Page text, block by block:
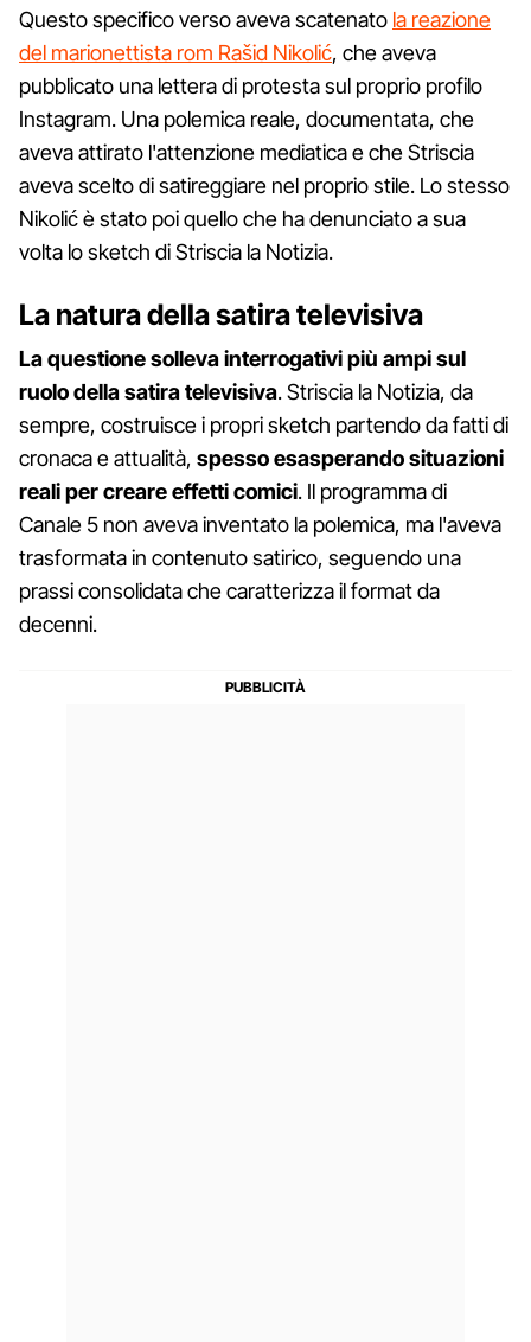
Questo specifico verso aveva scatenato la reazione
del marionettista rom Rašid Nikolić, che aveva
pubblicato una lettera di protesta sul proprio profilo
Instagram. Una polemica reale, documentata, che
aveva attirato l'attenzione mediatica e che Striscia
aveva scelto di satireggiare nel proprio stile. Lo stesso
Nikolić è stato poi quello che ha denunciato a sua
volta lo sketch di Striscia la Notizia.
La natura della satira televisiva
La questione solleva interrogativi più ampi sul
ruolo della satira televisiva. Striscia la Notizia, da
sempre, costruisce i propri sketch partendo da fatti di
cronaca e attualità, spesso esasperando situazioni
reali per creare effetti comici. Il programma di
Canale 5 non aveva inventato la polemica, ma l'aveva
trasformata in contenuto satirico, seguendo una
prassi consolidata che caratterizza il format da
decenni.